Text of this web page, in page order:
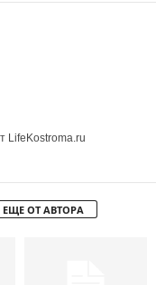
LifeKostroma.ru
ЕЩЕ ОТ АВТОРА